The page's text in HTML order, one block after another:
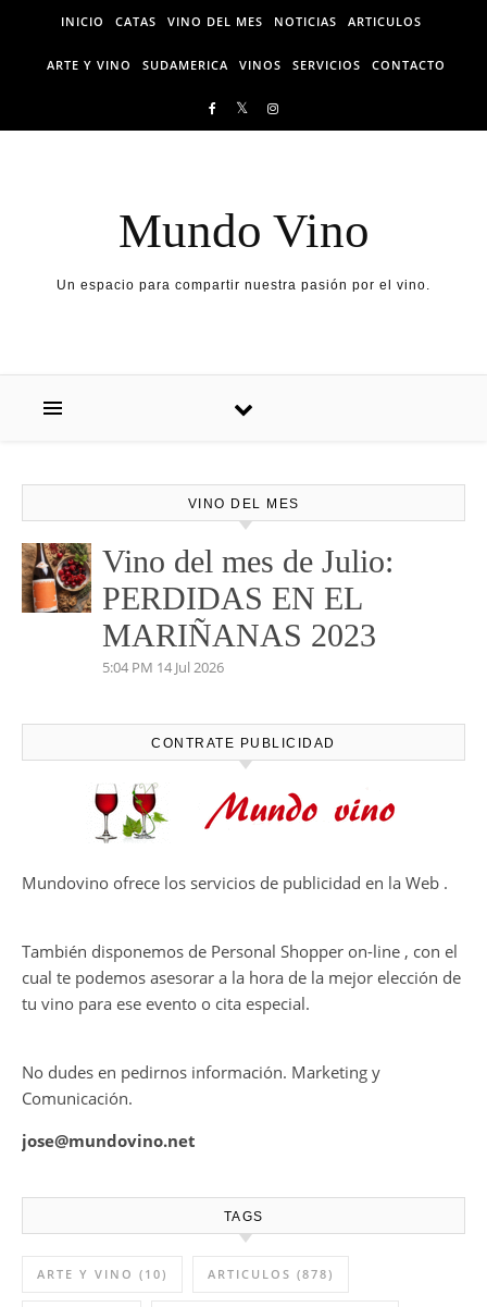
Skip to content
INICIO CATAS VINO DEL MES NOTICIAS ARTICULOS
ARTE Y VINO SUDAMERICA VINOS SERVICIOS CONTACTO
Mundo Vino
Un espacio para compartir nuestra pasión por el vino.
VINO DEL MES
Vino del mes de Julio:
PERDIDAS EN EL
MARIÑANAS 2023
5:04 PM 14 Jul 2026
CONTRATE PUBLICIDAD
Mundovino ofrece los servicios de publicidad en la Web .
También disponemos de Personal Shopper on-line , con el
cual te podemos asesorar a la hora de la mejor elección de
tu vino para ese evento o cita especial.
No dudes en pedirnos información. Marketing y
Comunicación.
jose@mundovino.net
TAGS
ARTE Y VINO (10) ARTICULOS (878)